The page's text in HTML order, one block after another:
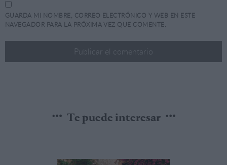
GUARDA MI NOMBRE, CORREO ELECTRÓNICO Y WEB EN ESTE
NAVEGADOR PARA LA PRÓXIMA VEZ QUE COMENTE.
Te puede interesar